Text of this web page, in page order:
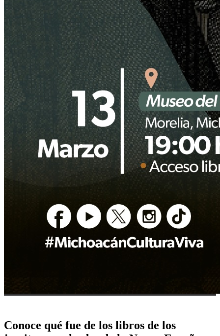
Conoce qué fue de los libros de los